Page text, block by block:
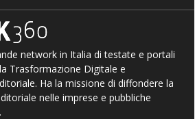
network in Italia di testate e portali
Trasformazione Digitale e
Ha la missione di diffondere la
nelle imprese e pubbliche